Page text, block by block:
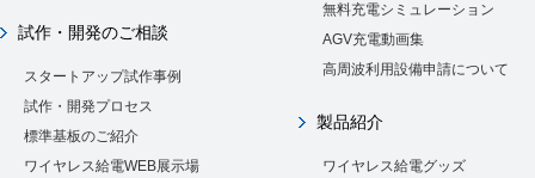
試作・開発のご相談
スタートアップ試作事例
試作・開発プロセス
標準基板のご紹介
ワイヤレス給電WEB展示場
無料充電シミュレーション
AGV充電動画集
高周波利用設備申請について
製品紹介
ワイヤレス給電グッズ